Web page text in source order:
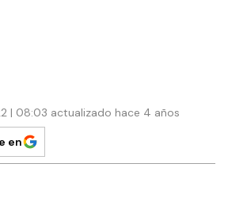
| 08:03 actualizado hace 4 años
en